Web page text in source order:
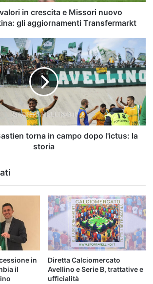
in crescita e Missori nuovo
gli aggiornamenti Transfermarkt
torna in campo dopo l'ictus: la
storia
in
il
Diretta Calciomercato
Avellino e Serie B, trattative e
ufficialità